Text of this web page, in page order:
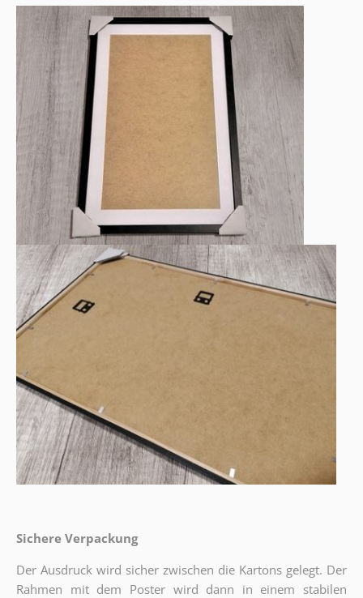
Sichere Verpackung
Der Ausdruck wird sicher zwischen die Kartons gelegt. Der
Rahmen mit dem Poster wird dann in einem stabilen